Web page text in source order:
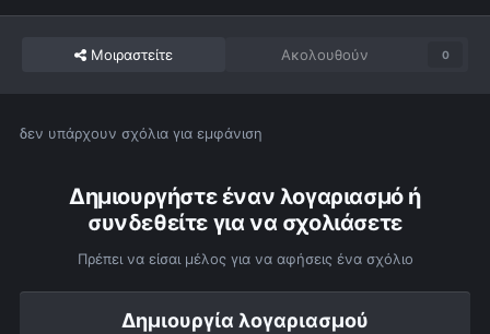
Μοιραστείτε Ακολουθούν 0
δεν υπάρχουν σχόλια για εμφάνιση
Δημιουργήστε έναν λογαριασμό ή
συνδεθείτε για να σχολιάσετε
Πρέπει να είσαι μέλος για να αφήσεις ένα σχόλιο
Δημιουργία λογαριασμού